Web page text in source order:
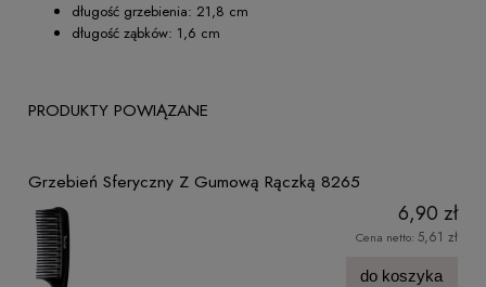
długość grzebienia: 21,8 cm
długość ząbków: 1,6 cm
PRODUKTY POWIĄZANE
Grzebień Sferyczny Z Gumową Rączką 8265
6,90 zł
Cena netto: 5,61 zł
do koszyka